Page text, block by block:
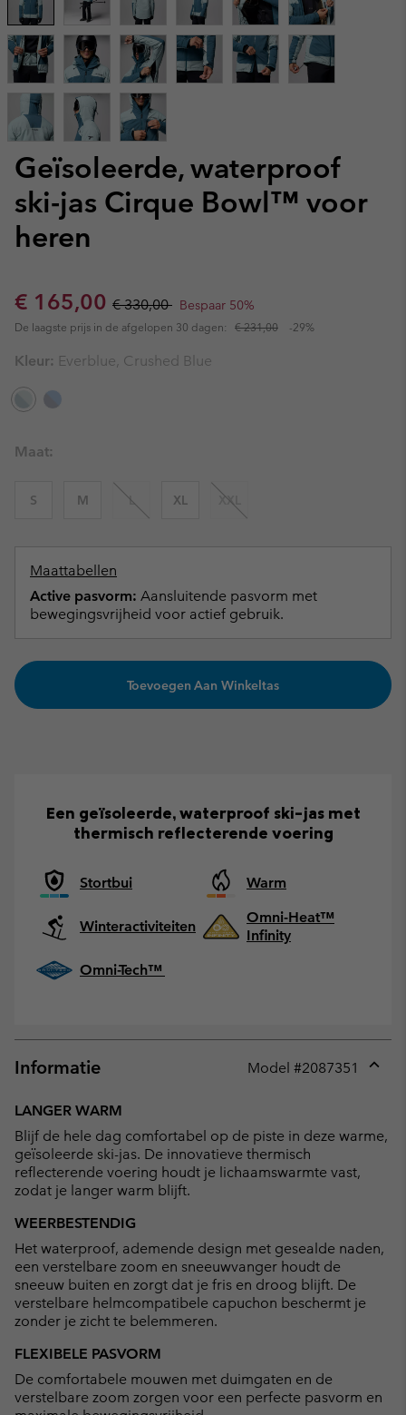
Geïsoleerde, waterproof
ski-jas Cirque Bowl™ voor
heren
Sale price:
€ 165,00 Regular price:
€ 330,00 Bespaar 50%
De laagste prijs in de afgelopen 30 dagen: € 231,00 -29%
Kleur: Everblue, Crushed Blue
Maat:
S M L XL XXL
Maattabellen
Active pasvorm: Aansluitende pasvorm met
bewegingsvrijheid voor actief gebruik.
Toevoegen Aan Winkeltas
Een geïsoleerde, waterproof ski-jas met
thermisch reflecterende voering
Stortbui Warm
Winteractiviteiten
Omni-Heat™
Infinity
Omni-Tech™
Informatie Model #2087351
LANGER WARM
Blijf de hele dag comfortabel op de piste in deze warme,
geïsoleerde ski-jas. De innovatieve thermisch
reflecterende voering houdt je lichaamswarmte vast,
zodat je langer warm blijft.
WEERBESTENDIG
Het waterproof, ademende design met gesealde naden,
een verstelbare zoom en sneeuwvanger houdt de
sneeuw buiten en zorgt dat je fris en droog blijft. De
verstelbare helmcompatibele capuchon beschermt je
zonder je zicht te belemmeren.
FLEXIBELE PASVORM
De comfortabele mouwen met duimgaten en de
verstelbare zoom zorgen voor een perfecte pasvorm en